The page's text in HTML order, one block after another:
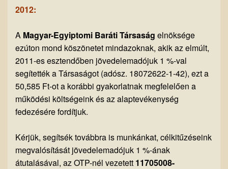
2012:
A Magyar-Egyiptomi Baráti Társaság elnöksége
ezúton mond köszönetet mindazoknak, akik az elmúlt,
2011-es esztendőben jövedelemadójuk 1 %-val
segítették a Társaságot (adósz. 18072622-1-42), ezt a
50,585 Ft-ot a korábbi gyakorlatnak megfelelően a
működési költségeink és az alaptevékenység
fedezésére fordítjuk.
Kérjük, segítsék továbbra is munkánkat, célkitűzéseink
megvalósítását jövedelemadójuk 1 %-ának
átutalásával, az OTP-nél vezetett 11705008-